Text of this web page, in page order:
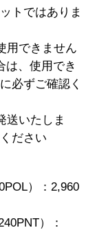
トではありま
用できません
は、使用でき
必ずご確認く
送いたしま
ださい
）：2,960
）：